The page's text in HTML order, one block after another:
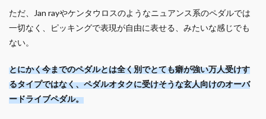
ただ、Jan rayやケンタウロスのようなニュアンス系のペダルでは
一切なく、ピッキングで表現が自由に表せる、みたいな感じでも
ない。
とにかく今までのペダルとは全く別でとても癖が強い万人受けす
るタイプではなく、ペダルオタクに受けそうな玄人向けのオーバ
ードライブペダル。